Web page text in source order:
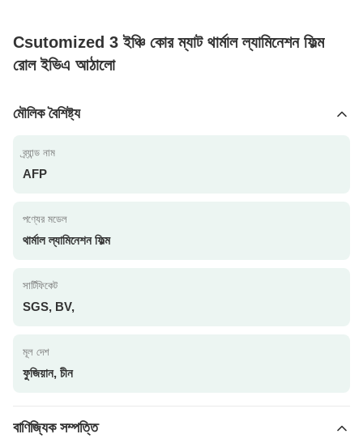
Csutomized 3 ইঞ্চি কোর ম্যাট থার্মাল ল্যামিনেশন ফিল্ম
রোল ইভিএ আঠালো
মৌলিক বৈশিষ্ট্য
ব্র্যান্ড নাম
AFP
পণ্যের মডেল
থার্মাল ল্যামিনেশন ফিল্ম
সার্টিফিকেট
SGS, BV,
মূল দেশ
ফুজিয়ান, চীন
বাণিজ্যিক সম্পত্তি